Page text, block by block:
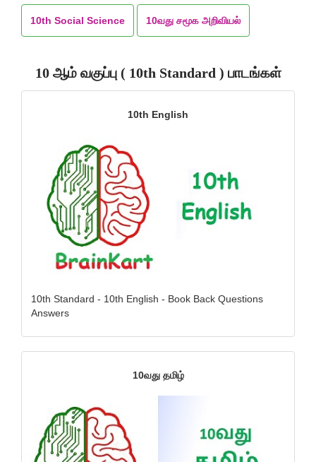
10th Social Science 10வது சமூக அறிவியல்
10 ஆம் வகுப்பு ( 10th Standard ) பாடங்கள்
10th English
10th Standard - 10th English - Book Back Questions
Answers
10வது தமிழ்